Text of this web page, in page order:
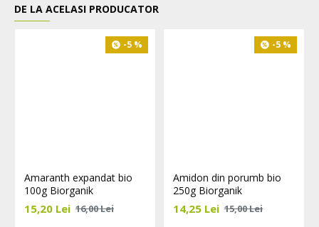
DE LA ACELASI PRODUCATOR
-5 %
Amaranth expandat bio
100g Biorganik
15,20 Lei 16,00 Lei
-5 %
Amidon din porumb bio
250g Biorganik
14,25 Lei 15,00 Lei